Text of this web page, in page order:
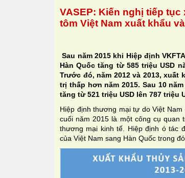
VASEP: Kiến nghị tiếp
tôm Việt Nam xuất khẩu
Sau năm 2015 khi Hiệp định
Hàn Quốc tăng từ 585 triệu USD
Trước đó, năm 2012 và 2013,
trị thấp hơn năm 2015. Sau 10
tăng từ 521 triệu USD lên 787 triệu
Hiệp định thương mại tự do Việt
cuối năm 2015 là một công cụ quan
thương mại kinh tế. Hiệp định ó tác
của Việt Nam sang Hàn Quốc trong